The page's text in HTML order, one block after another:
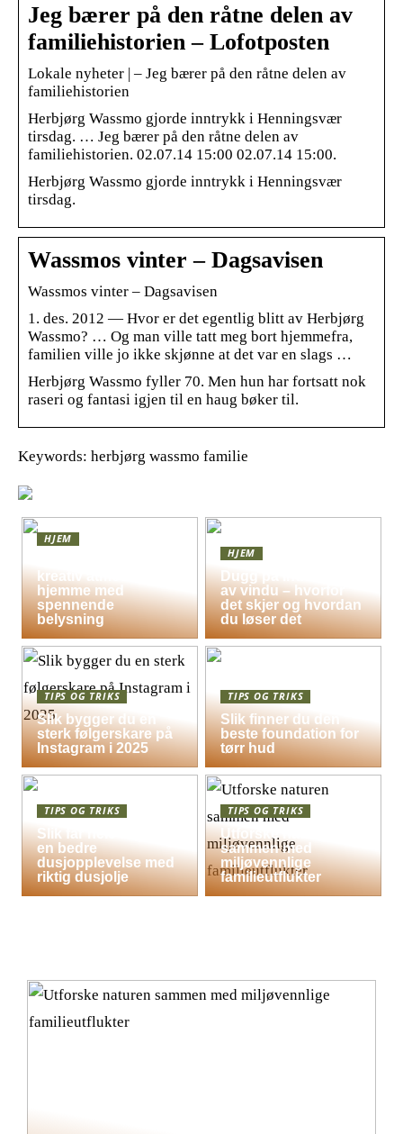
Jeg bærer på den råtne delen av
familiehistorien – Lofotposten
Lokale nyheter | – Jeg bærer på den råtne delen av
familiehistorien
Herbjørg Wassmo gjorde inntrykk i Henningsvær
tirsdag. … Jeg bærer på den råtne delen av
familiehistorien. 02.07.14 15:00 02.07.14 15:00.
Herbjørg Wassmo gjorde inntrykk i Henningsvær
tirsdag.
Wassmos vinter – Dagsavisen
Wassmos vinter – Dagsavisen
1. des. 2012 — Hvor er det egentlig blitt av Herbjørg
Wassmo? … Og man ville tatt meg bort hjemmefra,
familien ville jo ikke skjønne at det var en slags …
Herbjørg Wassmo fyller 70. Men hun har fortsatt nok
raseri og fantasi igjen til en haug bøker til.
Keywords: herbjørg wassmo familie
HJEM
kreativ atmosfære
hjemme med
spennende
belysning
HJEM
Dugg på indersiden
av vindu – hvorfor
det skjer og hvordan
du løser det
TIPS OG TRIKS
Slik bygger du en
sterk følgerskare på
Instagram i 2025
TIPS OG TRIKS
Slik finner du den
beste foundation for
tørr hud
TIPS OG TRIKS
Slik får hele familien
en bedre
dusjopplevelse med
riktig dusjolje
TIPS OG TRIKS
Utforske naturen
sammen med
miljøvennlige
familieutflukter